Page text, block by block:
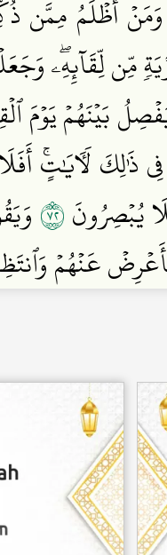
وَمَنۡ أَظۡلَمُ مِمَّن
مِّن لِّقَآئِهِۦۖ
بَيۡنَهُمۡ يَوۡمَ
ذَٰلِكَ لَأٓيَٰتٍۚ
يُبۡصِرُونَ٢٧
عَنۡهُمۡ